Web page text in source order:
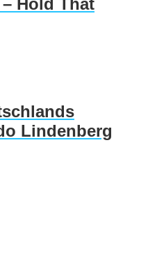
Hold That
Lindenberg